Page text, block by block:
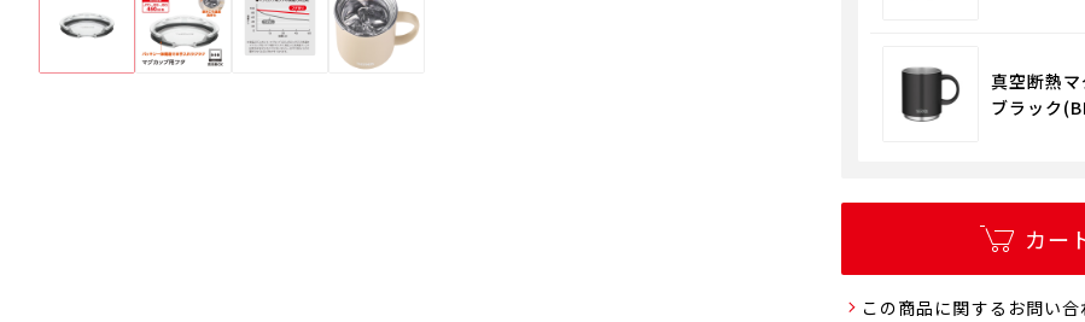
真空断熱
ブラック
カー
この商品に関するお問い合